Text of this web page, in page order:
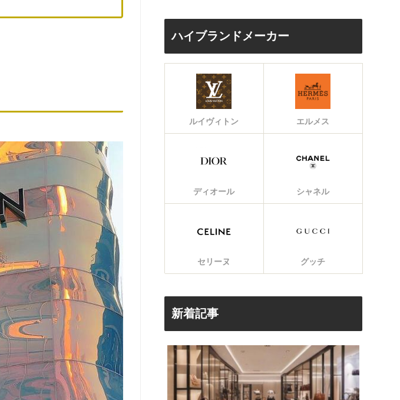
ハイブランドメーカー
ルイヴィトン エルメス
ディオール シャネル
セリーヌ グッチ
新着記事